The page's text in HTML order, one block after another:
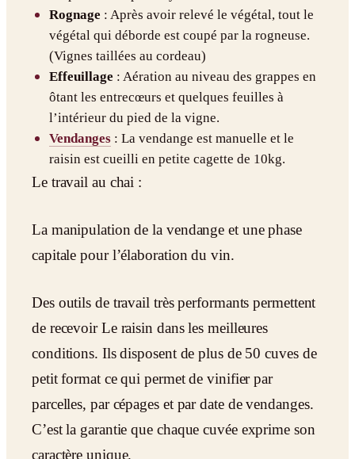
Rognage : Après avoir relevé le végétal, tout le
végétal qui déborde est coupé par la rogneuse.
(Vignes taillées au cordeau)
Effeuillage : Aération au niveau des grappes en
ôtant les entrecœurs et quelques feuilles à
l’intérieur du pied de la vigne.
Vendanges : La vendange est manuelle et le
raisin est cueilli en petite cagette de 10kg.
Le travail au chai :
La manipulation de la vendange et une phase
capitale pour l’élaboration du vin.
Des outils de travail très performants permettent
de recevoir Le raisin dans les meilleures
conditions. Ils disposent de plus de 50 cuves de
petit format ce qui permet de vinifier par
parcelles, par cépages et par date de vendanges.
C’est la garantie que chaque cuvée exprime son
caractère unique.